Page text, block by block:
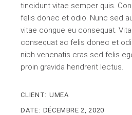
tincidunt vitae semper quis.
felis donec et odio. Nunc sed
vitae congue eu consequat.
consequat ac felis donec et
nibh venenatis cras sed felis
proin gravida hendrerit lectus.
CLIENT: UMEA
DATE: DÉCEMBRE 2, 2020